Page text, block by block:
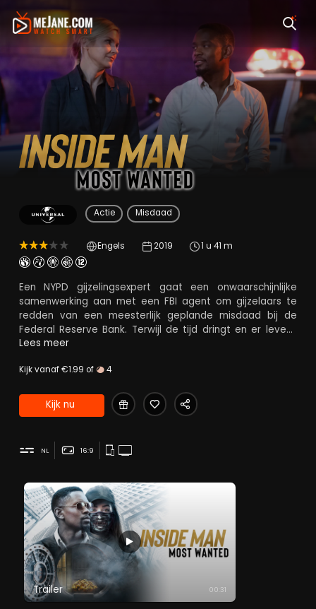
Inside Man: Most
Actie Misdaad
Engels 2019 1 u 41 m
Een NYPD gijzelingsexpert gaat een onwaarschijnlijke
samenwerking aan met een FBI agent om gijzelaars te
redden van een meesterlijk geplande misdaad bij de
Federal Reserve Bank. Terwijl de tijd dringt en er levens
op het spel staan, moeten zij hun professionele
haar krankzinnige web van leugens.
Lees meer
Kijk vanaf €1.99 of 4
Kijk nu
NL 16:9
Trailer 00:31